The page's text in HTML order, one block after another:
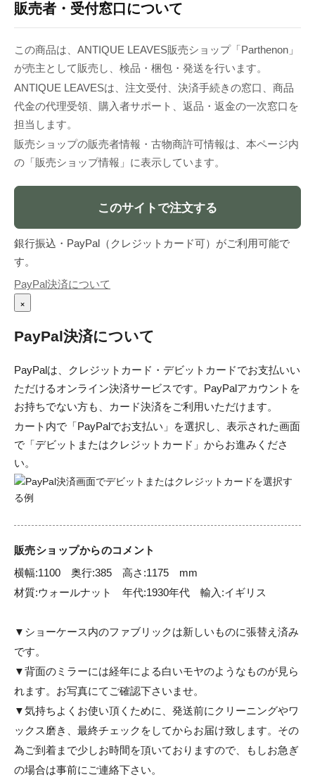
販売者・受付窓口について
この商品は、ANTIQUE LEAVES販売ショップ「Parthenon」
が売主として販売し、検品・梱包・発送を行います。
ANTIQUE LEAVESは、注文受付、決済手続きの窓口、商品
代金の代理受領、購入者サポート、返品・返金の一次窓口を
担当します。
販売ショップの販売者情報・古物商許可情報は、本ページ内
の「販売ショップ情報」に表示しています。
このサイトで注文する
銀行振込・PayPal（クレジットカード可）がご利用可能で
す。
PayPal決済について
×
PayPal決済について
PayPalは、クレジットカード・デビットカードでお支払いい
ただけるオンライン決済サービスです。PayPalアカウントを
お持ちでない方も、カード決済をご利用いただけます。
カート内で「PayPalでお支払い」を選択し、表示された画面
で「デビットまたはクレジットカード」からお進みくださ
い。
販売ショップからのコメント
横幅:1100　奥行:385　高さ:1175　mm
材質:ウォールナット　年代:1930年代　輸入:イギリス
▼ショーケース内のファブリックは新しいものに張替え済み
です。
▼背面のミラーには経年による白いモヤのようなものが見ら
れます。お写真にてご確認下さいませ。
▼気持ちよくお使い頂くために、発送前にクリーニングやワ
ックス磨き、最終チェックをしてからお届け致します。その
為ご到着まで少しお時間を頂いておりますので、もしお急ぎ
の場合は事前にご連絡下さい。